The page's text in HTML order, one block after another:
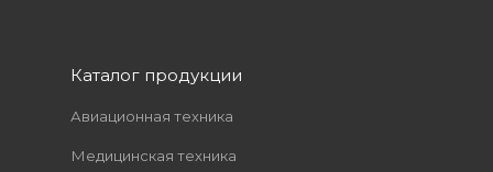
Каталог продукции
Авиационная техника
Медицинская техника